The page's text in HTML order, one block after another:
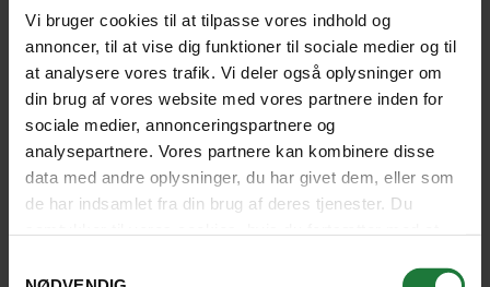
Vi bruger cookies til at tilpasse vores indhold og
annoncer, til at vise dig funktioner til sociale medier og til
at analysere vores trafik. Vi deler også oplysninger om
din brug af vores website med vores partnere inden for
sociale medier, annonceringspartnere og
analysepartnere. Vores partnere kan kombinere disse
data med andre oplysninger, du har givet dem, eller som
de har indsamlet fra din brug af deres tjenester. Du
DESTINATION:
Egypten
REJSE:
Nefer Nefer
GÆST:
Jan Frandsen